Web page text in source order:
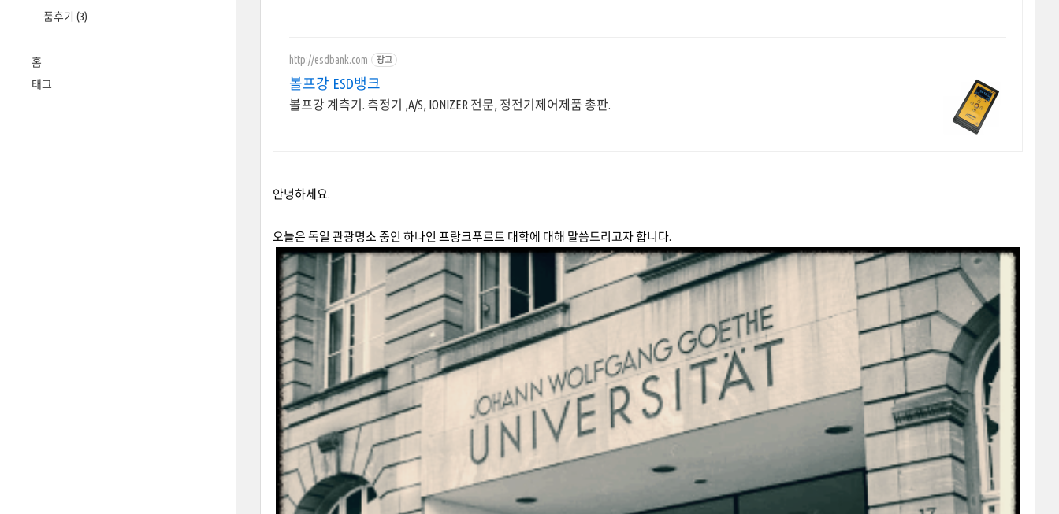
품후기 (3)
홈
태그
http://esdbank.com 광고
볼프강 ESD뱅크
볼프강 계측기. 측정기 ,A/S, IONIZER 전문, 정전기제어제품 총판.
안녕하세요.
오늘은 독일 관광명소 중인 하나인 프랑크푸르트 대학에 대해 말씀드리고자 합니다.